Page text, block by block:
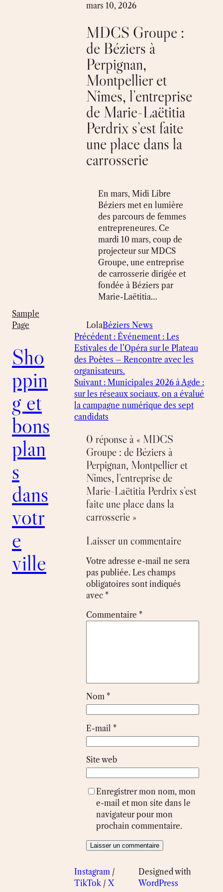
Sample
Page
Sho
ppin
g et
bons
plan
s
dans
votr
e
ville
mars 10, 2026
MDCS Groupe :
de Béziers à
Perpignan,
Montpellier et
Nîmes, l’entreprise
de Marie-Laëtitia
Perdrix s’est faite
une place dans la
carrosserie
En mars, Midi Libre
Béziers met en lumière
des parcours de femmes
entrepreneures. Ce
mardi 10 mars, coup de
projecteur sur MDCS
Groupe, une entreprise
de carrosserie dirigée et
fondée à Béziers par
Marie-Laëtitia…
LolaBéziers News
Précédent : Événement : Les
Estivales de l’Opéra sur le Plateau
des Poètes – Rencontre avec les
organisateurs.
Suivant : Municipales 2026 à Agde :
sur les réseaux sociaux, on a évalué
la campagne numérique des sept
candidats
0 réponse à « MDCS
Groupe : de Béziers à
Perpignan, Montpellier et
Nîmes, l’entreprise de
Marie-Laëtitia Perdrix s’est
faite une place dans la
carrosserie »
Laisser un commentaire
Votre adresse e-mail ne sera
pas publiée. Les champs
obligatoires sont indiqués
avec *
Commentaire *
Nom *
E-mail *
Site web
Enregistrer mon nom, mon
e-mail et mon site dans le
navigateur pour mon
prochain commentaire.
Instagram /
TikTok/X
Designed with
WordPress